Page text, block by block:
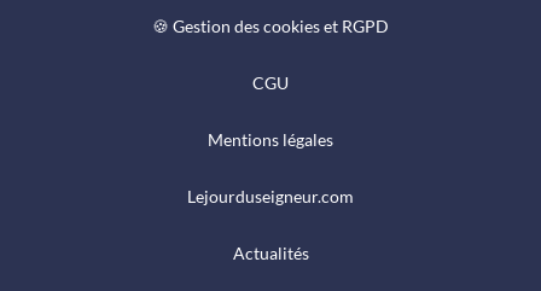
🍪 Gestion des cookies et RGPD
CGU
Mentions légales
Lejourduseigneur.com
Actualités